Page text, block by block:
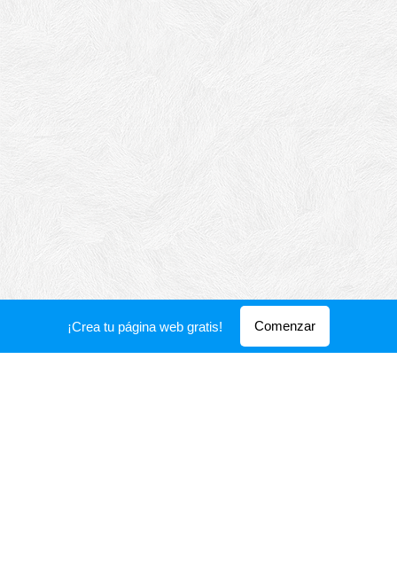
¡Crea tu página web gratis! Comenzar